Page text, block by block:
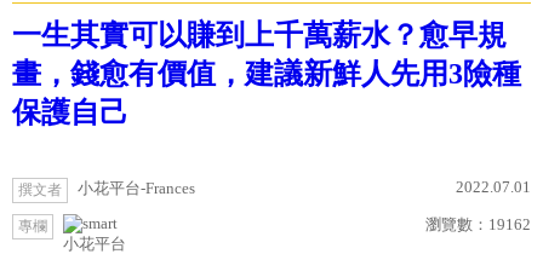
一生其實可以賺到上千萬薪水？愈早規
畫，錢愈有價值，建議新鮮人先用3險種
保護自己
撰文者 小花平台-Frances 2022.07.01
專欄
小花平台
瀏覽數： 19162